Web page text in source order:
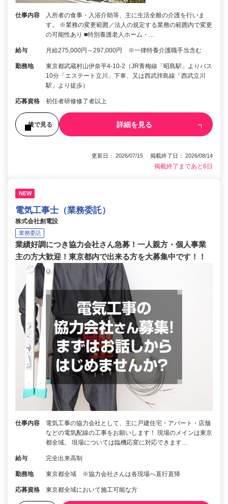
仕事内容
入所者の食事・入浴介助等、主に生活全般の介護を行いま
す。 ※業務の変更範囲／法人の規定する業務の範囲内で変更
の可能性あり ■特別養護老人ホーム・…
給与 月給275,000円～297,000円 ※一律特養介護職手当含む
勤務地
東京都武蔵村山伊奈平4-10-2（JR青梅線「昭島駅」よりバス
10分「エステート立川」下車、又は西武拝島線「西武立川
駅」より徒歩）
応募資格 初任者研修修了者以上
後で見る 詳細を見る
更新日： 2026/07/15 掲載終了日： 2026/08/14
掲載終了まであと6日
NEW
電気工事士（業務委託）
株式会社創電設
業務委託
業績好調につき協力会社さん急募！一人親方・個人事業
主の方大歓迎！東京都内で出来る方を大募集中です！！
仕事内容
電気工事の協力会社として、主に戸建住宅・アパート・店舗
などの電気配線の工事をお願いします！ 現場のメインは東京
都全域。 現場については臨機応変に対応できます…
給与 完全出来高制
勤務地 東京都全域 ※協力会社さんは各現場へ直行直帰
応募資格 東京都全域において施工可能な方